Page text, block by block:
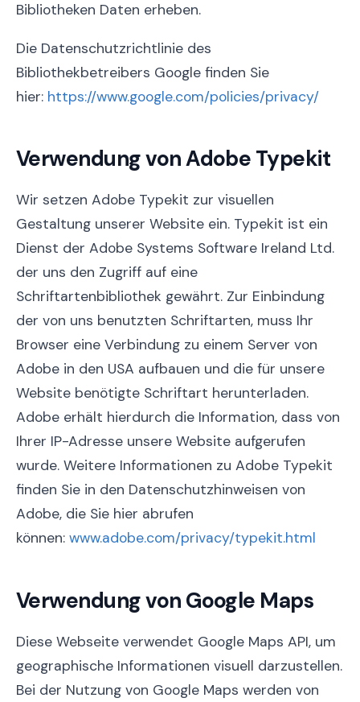
Bibliotheken Daten erheben.
Die Datenschutzrichtlinie des
Bibliothekbetreibers Google finden Sie
hier: https://www.google.com/policies/privacy/
Verwendung von Adobe Typekit
Wir setzen Adobe Typekit zur visuellen
Gestaltung unserer Website ein. Typekit ist ein
Dienst der Adobe Systems Software Ireland Ltd.
der uns den Zugriff auf eine
Schriftartenbibliothek gewährt. Zur Einbindung
der von uns benutzten Schriftarten, muss Ihr
Browser eine Verbindung zu einem Server von
Adobe in den USA aufbauen und die für unsere
Website benötigte Schriftart herunterladen.
Adobe erhält hierdurch die Information, dass von
Ihrer IP-Adresse unsere Website aufgerufen
wurde. Weitere Informationen zu Adobe Typekit
finden Sie in den Datenschutzhinweisen von
Adobe, die Sie hier abrufen
können: www.adobe.com/privacy/typekit.html
Verwendung von Google Maps
Diese Webseite verwendet Google Maps API, um
geographische Informationen visuell darzustellen.
Bei der Nutzung von Google Maps werden von